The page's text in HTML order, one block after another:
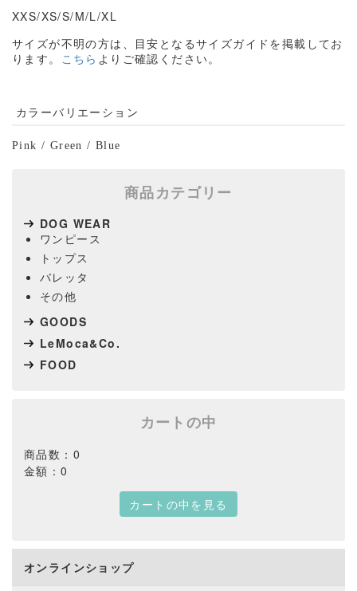
XXS/XS/S/M/L/XL
サイズが不明の方は、目安となるサイズガイドを掲載してお
ります。
こちら よりご確認ください。
カラーバリエーション
Pink / Green / Blue
商品カテゴリー
DOG WEAR
ワンピース
トップス
バレッタ
その他
GOODS
LeMoca&Co.
FOOD
カートの中
商品数：0
金額：0
カートの中を見る
オンラインショップ